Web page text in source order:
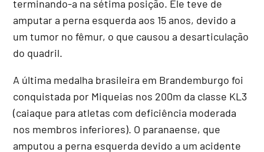
terminando-a na sétima posição. Ele teve de
amputar a perna esquerda aos 15 anos, devido a
um tumor no fêmur, o que causou a desarticulação
do quadril.
A última medalha brasileira em Brandemburgo foi
conquistada por Miqueias nos 200m da classe KL3
(caiaque para atletas com deficiência moderada
nos membros inferiores). O paranaense, que
amputou a perna esquerda devido a um acidente